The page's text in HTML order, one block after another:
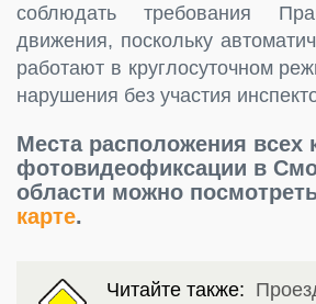
соблюдать требования
движения, поскольку
работают в круглосуточном
нарушения без участия
Места расположения всех
фотовидеофиксации в
области можно
карте.
Читайте также: